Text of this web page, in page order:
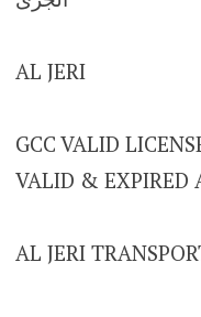
AL JERI
GCC VALID
VALID & EXPIRED
AL JERI